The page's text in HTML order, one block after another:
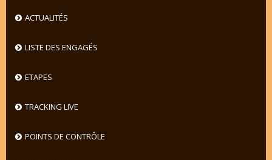
ACTUALITÉS
LISTE DES ENGAGÉS
ETAPES
TRACKING LIVE
POINTS DE CONTRÔLE